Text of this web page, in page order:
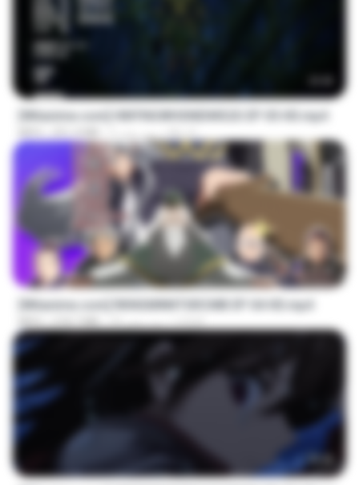
[Witanime.com] HMYNGWHSNIDMS2S EP 05 HD.mp4
251.4 MB 5 روز پیش KILJY
[Witanime.com] RKNGMNNTSRCMB EP 04 HD.mp4
MP4 218.7 MB 20 روز پیش LOLKI